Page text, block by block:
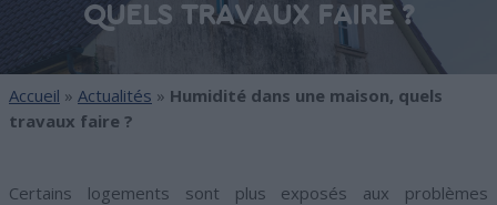
QUELS TRAVAUX FAIRE ?
Accueil » Actualités » Humidité dans une maison, quels
travaux faire ?
Certains logements sont plus exposés aux problèmes